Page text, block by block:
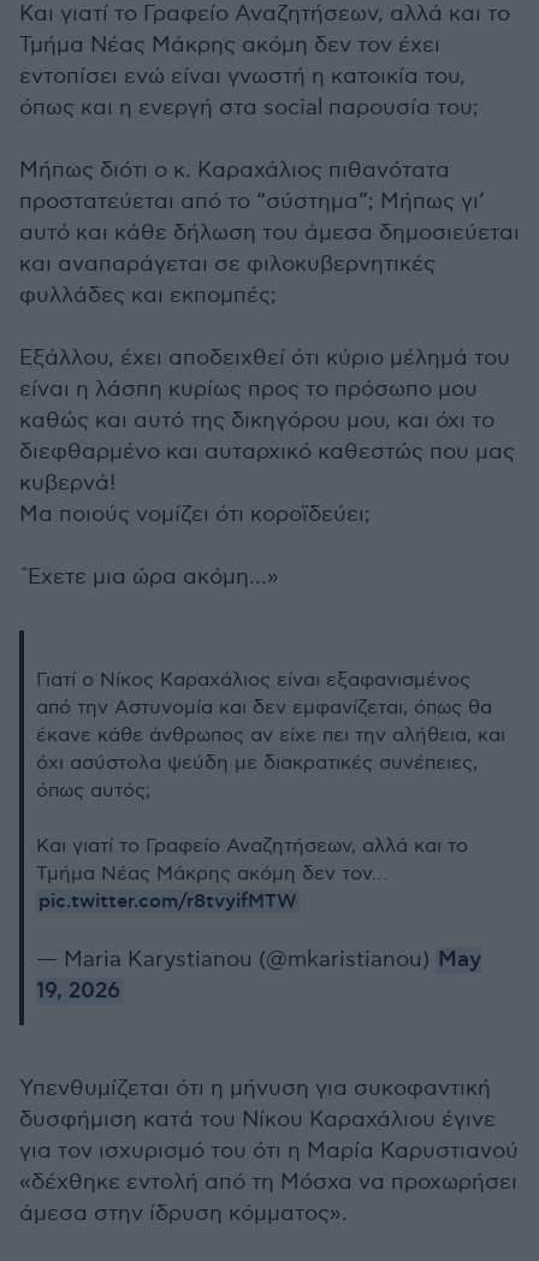
Και γιατί το Γραφείο Αναζητήσεων, αλλά και το
Τμήμα Νέας Μάκρης ακόμη δεν τον έχει
εντοπίσει ενώ είναι γνωστή η κατοικία του,
όπως και η ενεργή στα social παρουσία του;
Μήπως διότι ο κ. Καραχάλιος πιθανότατα
προστατεύεται από το “σύστημα”; Μήπως γι’
αυτό και κάθε δήλωση του άμεσα δημοσιεύεται
και αναπαράγεται σε φιλοκυβερνητικές
φυλλάδες και εκπομπές;
Εξάλλου, έχει αποδειχθεί ότι κύριο μέλημά του
είναι η λάσπη κυρίως προς το πρόσωπο μου
καθώς και αυτό της δικηγόρου μου, και όχι το
διεφθαρμένο και αυταρχικό καθεστώς που μας
κυβερνά!
Μα ποιούς νομίζει ότι κοροϊδεύει;
´Έχετε μια ώρα ακόμη…»
Γιατί ο Νίκος Καραχάλιος είναι εξαφανισμένος
από την Αστυνομία και δεν εμφανίζεται, όπως θα
έκανε κάθε άνθρωπος αν είχε πει την αλήθεια, και
όχι ασύστολα ψεύδη με διακρατικές συνέπειες,
όπως αυτός;
Και γιατί το Γραφείο Αναζητήσεων, αλλά και το
Τμήμα Νέας Μάκρης ακόμη δεν τον…
pic.twitter.com/r8tvyifMTW
— Maria Karystianou (@mkaristianou) May
19, 2026
Υπενθυμίζεται ότι η μήνυση για συκοφαντική
δυσφήμιση κατά του Νίκου Καραχάλιου έγινε
για τον ισχυρισμό του ότι η Μαρία Καρυστιανού
«δέχθηκε εντολή από τη Μόσχα να προχωρήσει
άμεσα στην ίδρυση κόμματος».